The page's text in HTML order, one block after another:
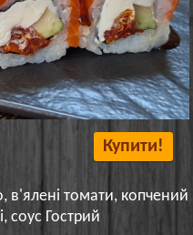
Купити!
в'ялені томати, копчений
соус Гострий